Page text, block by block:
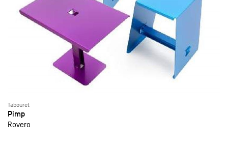
Tabouret
Pimp
Rovero